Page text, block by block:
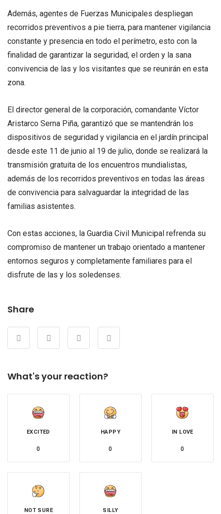
Además, agentes de Fuerzas Municipales despliegan
recorridos preventivos a pie tierra, para mantener vigilancia
constante y presencia en todo el perímetro, esto con la
finalidad de garantizar la seguridad, el orden y la sana
convivencia de las y los visitantes que se reunirán en esta
zona.
El director general de la corporación, comandante Víctor
Aristarco Serna Piña, garantizó que se mantendrán los
dispositivos de seguridad y vigilancia en el jardín principal
desde este 11 de junio al 19 de julio, donde se realizará la
transmisión gratuita de los encuentros mundialistas,
además de los recorridos preventivos en todas las áreas
de convivencia para salvaguardar la integridad de las
familias asistentes.
Con estas acciones, la Guardia Civil Municipal refrenda su
compromiso de mantener un trabajo orientado a mantener
entornos seguros y completamente familiares para el
disfrute de las y los soledenses.
Share
What's your reaction?
EXCITED
0
HAPPY
0
IN LOVE
0
NOT SURE SILLY